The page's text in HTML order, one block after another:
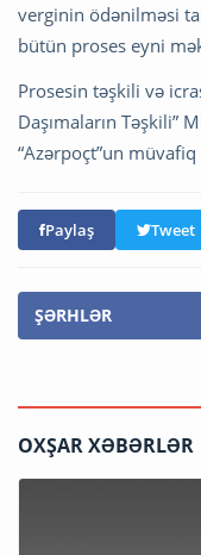
verginin ödənilməsi
bütün proses eyni
Prosesin təşkili və
Daşımaların Təşkili”
“Azərpoçt”un
Paylaş Tweet
ŞƏRHLƏR
OXŞAR XƏBƏRLƏR